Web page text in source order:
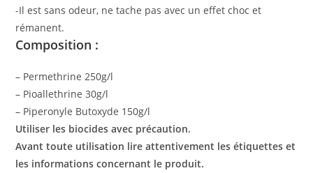
-Il est sans odeur, ne tache pas avec un effet choc et
rémanent.
Composition :
– Permethrine 250g/l
– Pioallethrine 30g/l
– Piperonyle Butoxyde 150g/l
Utiliser les biocides avec précaution.
Avant toute utilisation lire attentivement les étiquettes et
les informations concernant le produit.